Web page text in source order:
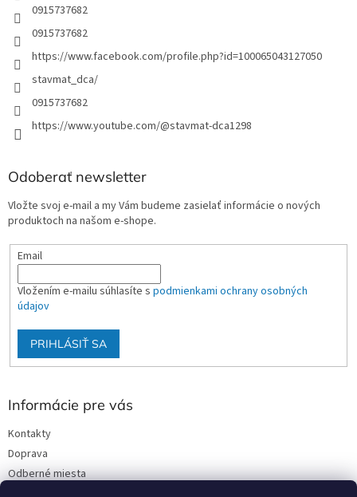
0915737682
0915737682
https://www.facebook.com/profile.php?id=100065043127050
stavmat_dca/
0915737682
https://www.youtube.com/@stavmat-dca1298
Odoberať newsletter
Vložte svoj e-mail a my Vám budeme zasielať informácie o nových
produktoch na našom e-shope.
Email
Vložením e-mailu súhlasíte s podmienkami ochrany osobných
údajov
PRIHLÁSIŤ SA
Informácie pre vás
Kontakty
Doprava
Odberné miesta